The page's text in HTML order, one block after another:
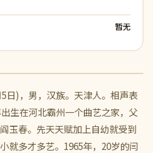
暂无
日)，男，汉族。天津人。相声表
生在河北霸州一个曲艺之家，父
玉春。先天天赋加上自幼就受到
就多才多艺。1965年，20岁的闫